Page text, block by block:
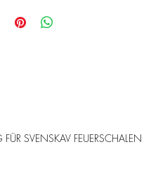
Designer-Werkstatt mit
Ansprüchen an Qualität und
SVENSKAV FEUERSCHALEN